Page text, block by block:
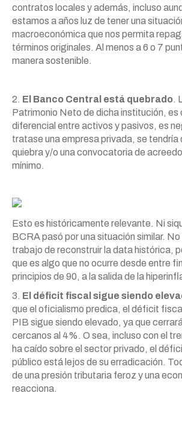
contratos locales y además, incluso
estamos a años luz de tener una
macroeconómica que nos permita
términos originales. Al menos a 6 o 7
manera sostenible.
2. El Banco Central está quebrado.
Patrimonio Neto de dicha institución, es
diferencial entre activos y pasivos, es
tratase una empresa privada, se tendría
quiebra y/o una convocatoria de
mínimo.
Esto es históricamente relevante. Ni
BCRA pasó por una situación similar. No
trabajo de reconstruir la data histórica,
que es algo que no ocurre desde entre
principios de 90, a la salida de la
3. El déficit fiscal sigue siendo
que el oficialismo predica, el déficit
PIB sigue siendo elevado, ya que
cercanos al 4%. O sea, incluso con el
ha caído sobre el sector privado, el
público está lejos de su erradicación.
de una presión tributaria feroz y una
reacciona.